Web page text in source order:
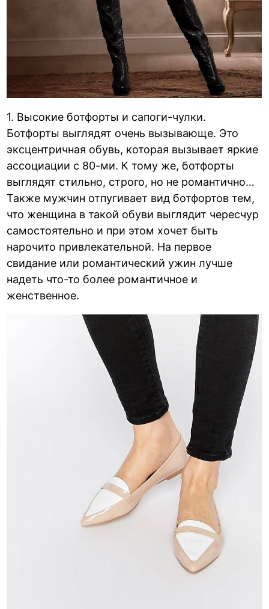
1. Высокие ботфорты и сапоги-чулки.
Ботфорты выглядят очень вызывающе. Это
эксцентричная обувь, которая вызывает яркие
ассоциации с 80-ми. К тому же, ботфорты
выглядят стильно, строго, но не романтично…
Также мужчин отпугивает вид ботфортов тем,
что женщина в такой обуви выглядит чересчур
самостоятельно и при этом хочет быть
нарочито привлекательной. На первое
свидание или романтический ужин лучше
надеть что-то более романтичное и
женственное.